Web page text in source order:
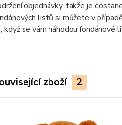
objednávky, takže je
listů si můžete v
když se vám náhodou fondánové
zboží 2